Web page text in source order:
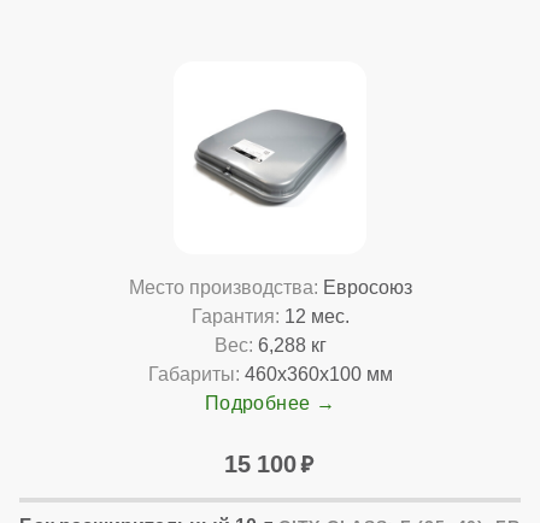
Место производства: Евросоюз
Гарантия: 12 мес.
Вес: 6,288 кг
Габариты: 460x360x100 мм
Подробнее
15 100